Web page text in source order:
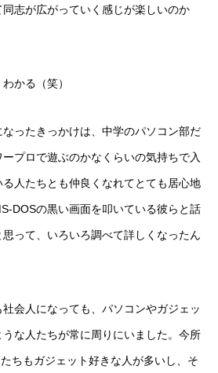
志が広がっていく感じが楽しいのか
かる（笑）
ったきっかけは、中学のパソコン部だ
プロで遊ぶのかなくらいの気持ちで入
人たちとも仲良くなれてとても居心地
DOSの黒い画面を叩いている彼らと話
って、いろいろ調べて詳しくなったん
会人になっても、パソコンやガジェッ
うな人たちが常に周りにいました。今所
ちもガジェット好きな人が多いし、そ